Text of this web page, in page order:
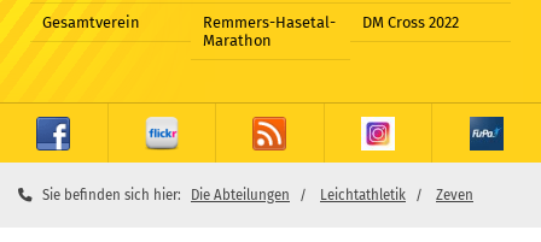
Gesamtverein
Remmers-Hasetal-
Marathon
DM Cross 2022
Sie befinden sich hier: Die Abteilungen Leichtathletik Zeven